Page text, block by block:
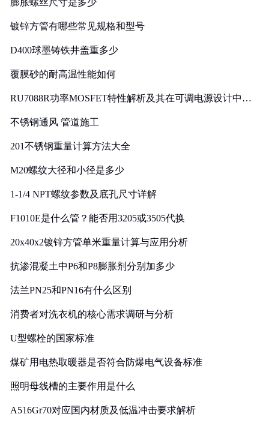
膨胀螺丝尺寸是多少
镀锌方管有哪些常见规格和型号
D400球墨铸铁井盖重多少
覆膜砂的耐高温性能如何
RU7088R功率MOSFET特性解析及其在可调电源设计中的
不锈钢通风 管道施工
201不锈钢重量计算方法大全
M20螺纹大径和小径是多少
1-1/4 NPT螺纹参数及底孔尺寸详解
F1010E是什么管？能否用3205或3505代换
20x40x2镀锌方管单米重量计算与应用分析
抗渗混凝土中P6和P8膨胀剂分别加多少
法兰PN25和PN16有什么区别
消费者对洗衣机的核心需求调研与分析
U型螺栓的国家标准
煤矿用电热取暖器是否符合防爆电气设备标准
照明母线槽的主要作用是什么
A516Gr70对应国内材质及低温冲击要求解析